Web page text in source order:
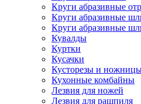
Круги абразивные
Круги абразивные
Круги абразивные
Кувалды
Куртки
Кусачки
Кусторезы и
Кухонные комбайны
Лезвия для ножей
Лезвия для рашпиля